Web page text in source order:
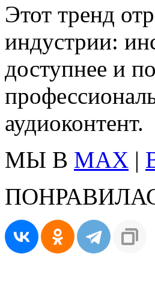
Этот тренд
индустрии:
доступнее и
аудиоконтент.
МЫ В MAX |